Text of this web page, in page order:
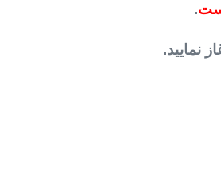
.
نمایید.